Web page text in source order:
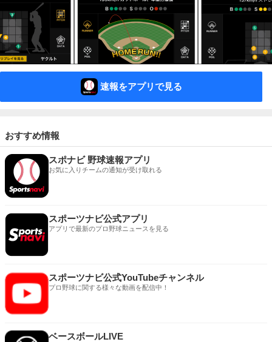
速報をアプリで見る
おすすめ情報
スポナビ 野球速報アプリ
お気に入りチームの通知が受け取れる
スポーツナビ公式アプリ
アプリで最新のプロ野球ニュースを見る
スポーツナビ公式YouTubeチャンネル
プロ野球に関する様々な動画を配信中！
ベースボールLIVE